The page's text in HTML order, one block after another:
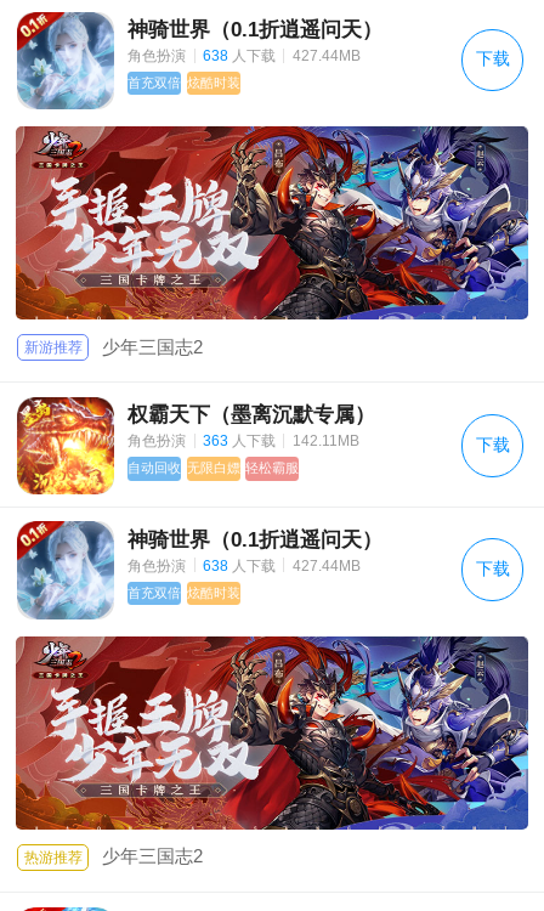
神骑世界（0.1折逍遥问天）
角色扮演 | 638 人下载 | 427.44MB
首充双倍 炫酷时装
下载
新游推荐 少年三国志2
权霸天下（墨离沉默专属）
角色扮演 | 363 人下载 | 142.11MB
自动回收 无限白嫖 轻松霸服
下载
神骑世界（0.1折逍遥问天）
角色扮演 638 人下载 427.44MB
首充双倍 炫酷时装
下载
热游推荐 少年三国志2